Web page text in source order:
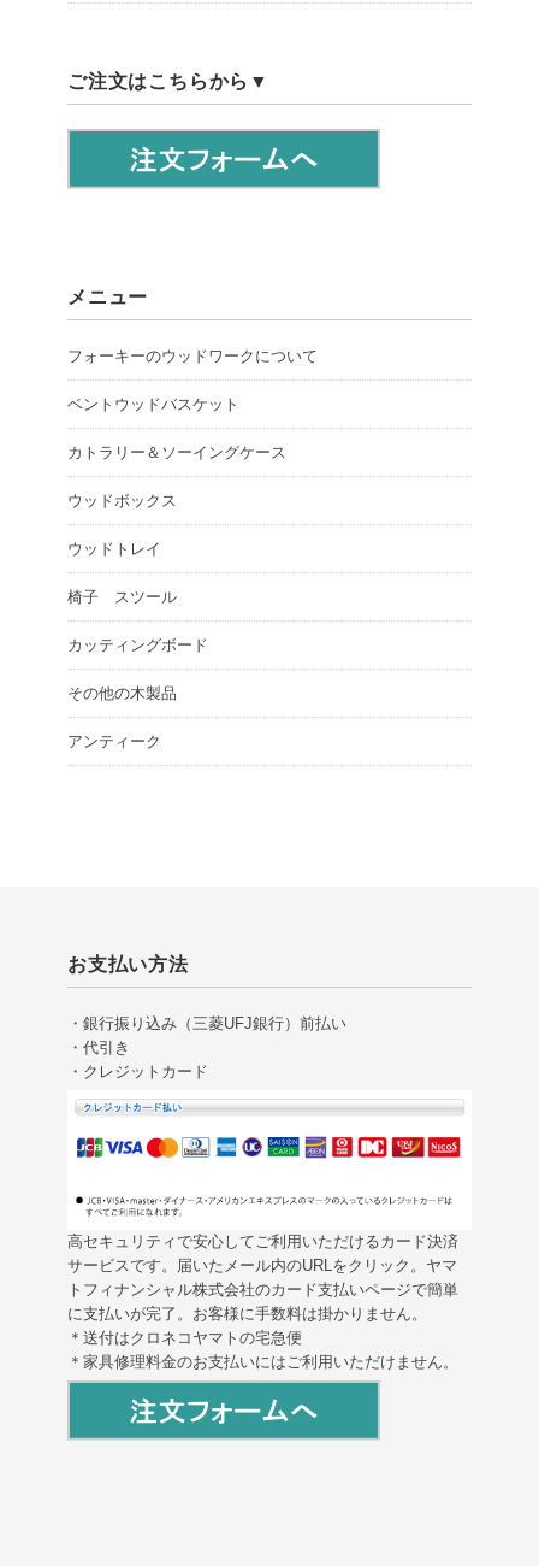
ご注文はこちらから▼
メニュー
フォーキーのウッドワークについて
ベントウッドバスケット
カトラリー＆ソーイングケース
ウッドボックス
ウッドトレイ
椅子 スツール
カッティングボード
その他の木製品
アンティーク
お支払い方法
・銀行振り込み（三菱UFJ銀行）前払い
・代引き
・クレジットカード
高セキュリティで安心してご利用いただけるカード決済
サービスです。届いたメール内のURLをクリック。ヤマ
トフィナンシャル株式会社のカード支払いページで簡単
に支払いが完了。お客様に手数料は掛かりません。
＊送付はクロネコヤマトの宅急便
＊家具修理料金のお支払いにはご利用いただけません。